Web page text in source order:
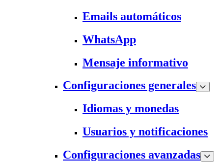
Emails automáticos
WhatsApp
Mensaje informativo
Configuraciones generales
Idiomas y monedas
Usuarios y notificaciones
Configuraciones avanzadas